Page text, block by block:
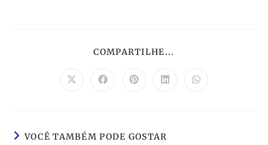
COMPARTILHE...
VOCÊ TAMBÉM PODE GOSTAR